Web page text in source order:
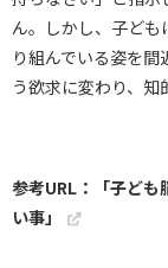
ん。しかし、子ど
り組んでいる姿を
う欲求に変わり、知
参考URL：「子ども
い事」